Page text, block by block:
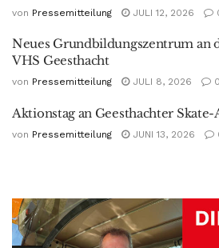
von Pressemitteilung JULI 12, 2026
Neues Grundbildungszentrum an
VHS Geesthacht
von Pressemitteilung JULI 8, 2026 0
Aktionstag an Geesthachter Skate-
von Pressemitteilung JUNI 13, 2026